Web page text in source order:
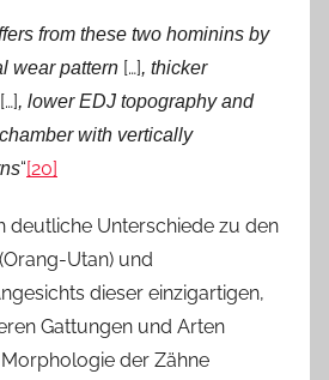
from these two hominins by
wear pattern […], thicker
[…], lower EDJ topography and
with vertically
“[20]
deutliche Unterschiede zu den
(Orang-Utan) und
dieser einzigartigen,
Gattungen und Arten
der Zähne